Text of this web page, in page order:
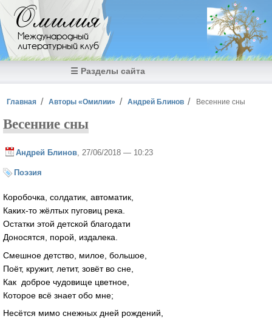
Перейти к основному содержанию
Омилия
Международный
литературный клуб
☰ Разделы сайта
Вы здесь
Главная Авторы «Омилии» Андрей Блинов Весенние сны
Весенние сны
Андрей Блинов , 27/06/2018 — 10:23
Поэзия
Коробочка, солдатик, автоматик,
Каких-то жёлтых пуговиц река.
Остатки этой детской благодати
Доносятся, порой, издалека.
Смешное детство, милое, большое,
Поёт, кружит, летит, зовёт во сне,
Как доброе чудовище цветное,
Которое всё знает обо мне;
Несётся мимо снежных дней рождений,